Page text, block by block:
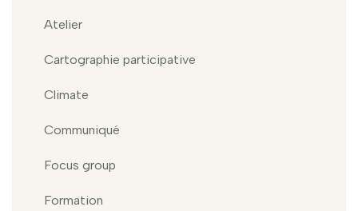
Atelier
Cartographie participative
Climate
Communiqué
Focus group
Formation